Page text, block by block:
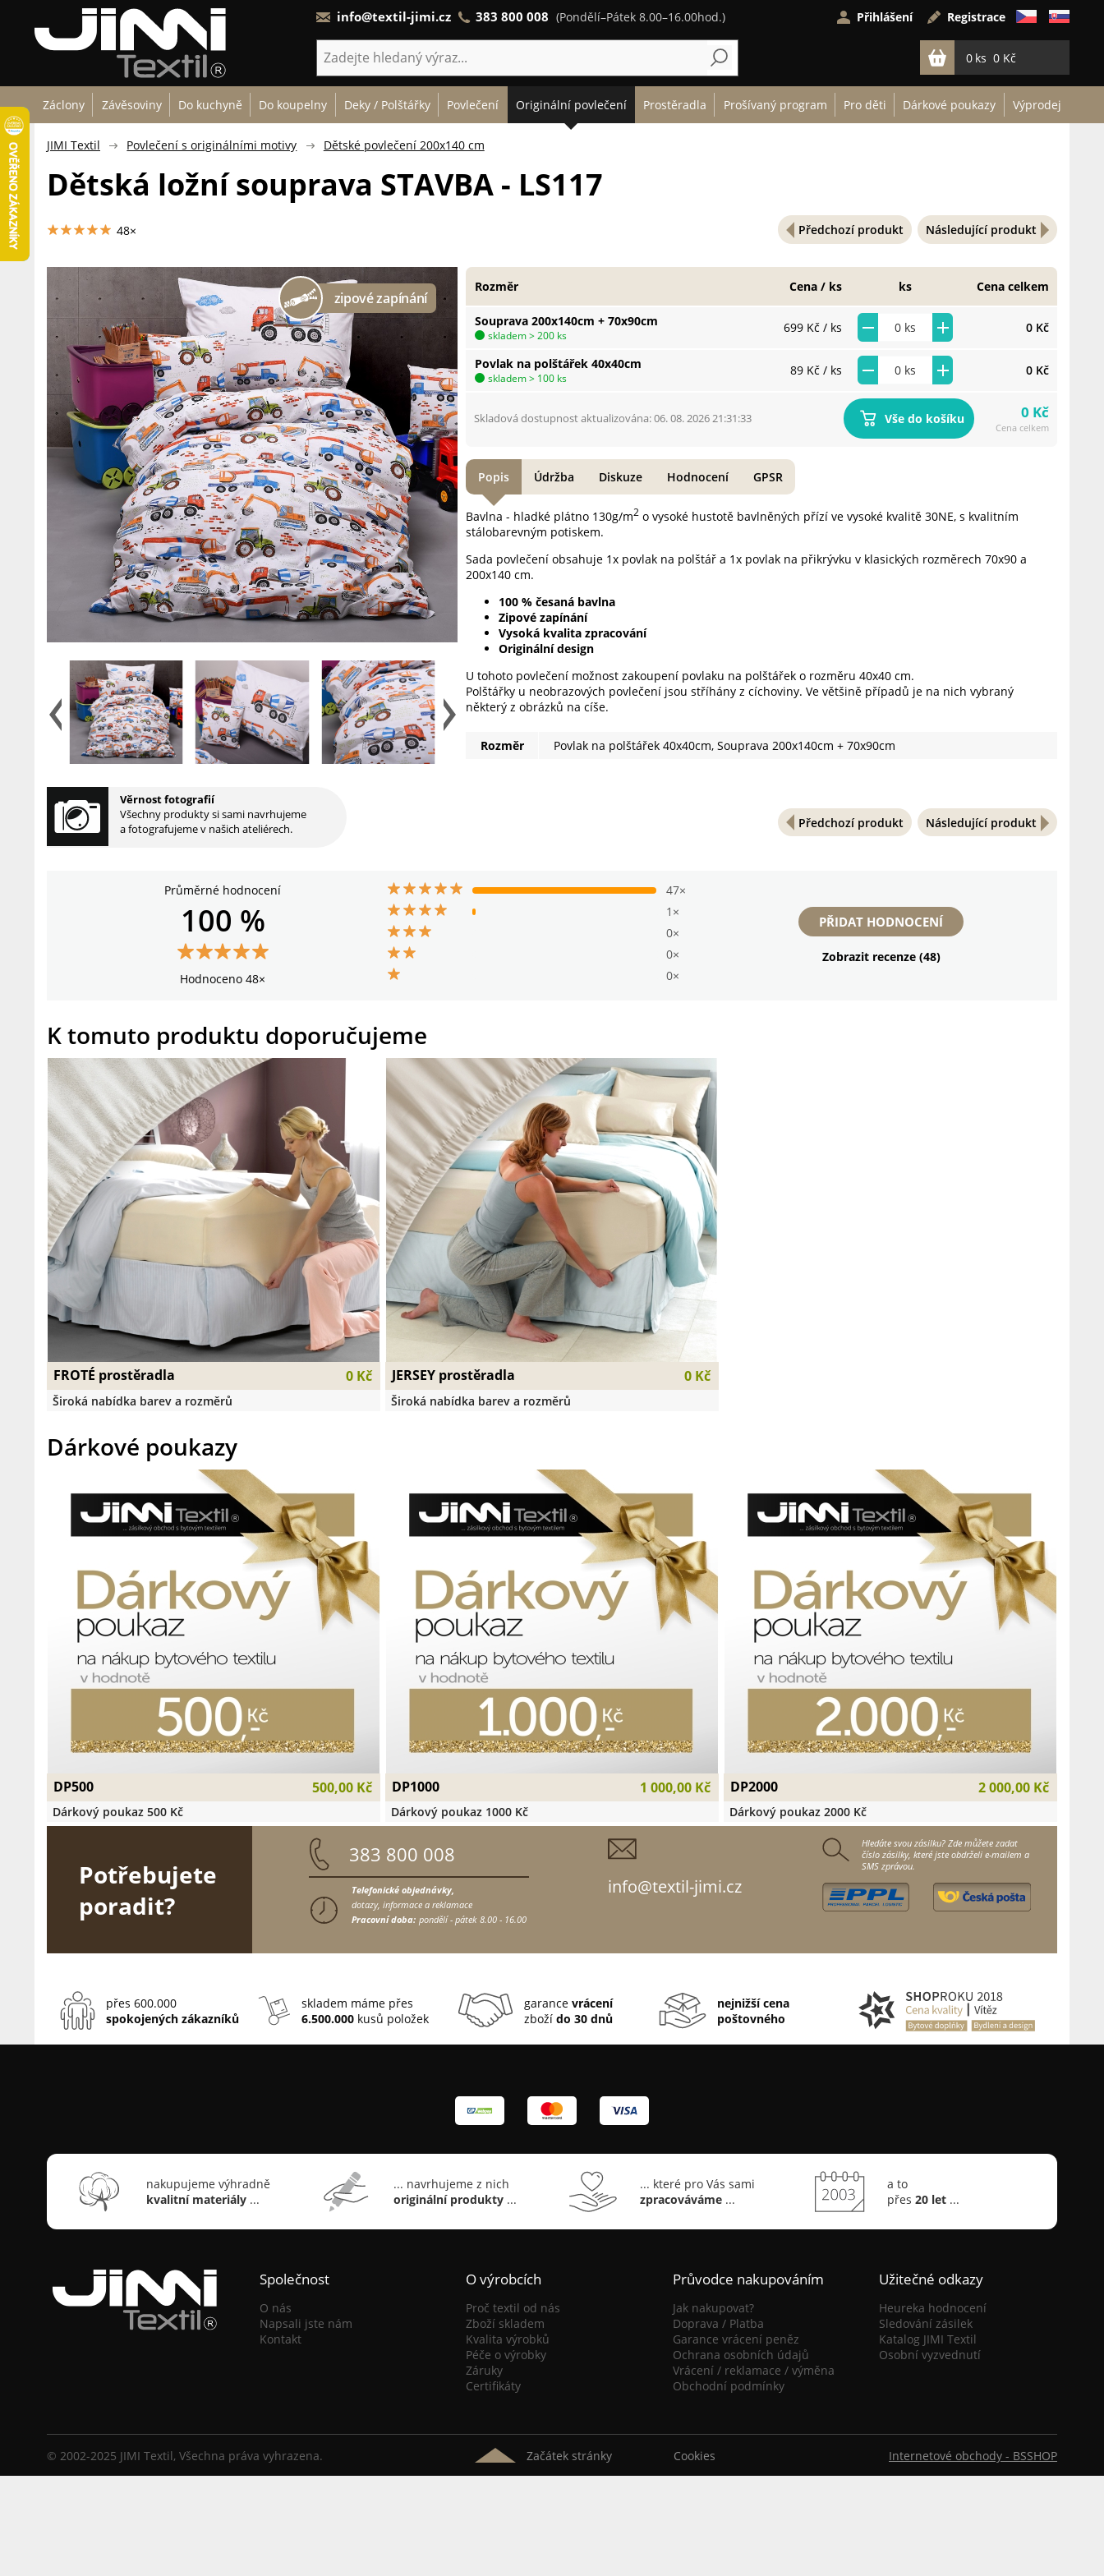
info@textil-jimi.cz 383 800 008 (Pondělí–Pátek 8.00–16.00hod.) Přihlášení Registrace
0 0 Kč
Záclony Závěsoviny Do kuchyně Do koupelny Deky / Polštářky Povlečení Originální povlečení Prostěradla Prošívaný program Pro děti Dárkové poukazy Výprodej
JIMI Textil Povlečení s originálními motivy Dětské povlečení 200x140 cm
48× Předchozí produkt Následující produkt
Dětská ložní souprava STAVBA - LS117
Souprava 200x140cm + 70x90cm 699 Kč / ks 0 Kč
skladem > 200 ks
Povlak na polštářek 40x40cm 89 Kč / ks 0 Kč
skladem > 100 ks
Rozměr Cena / ks ks Cena celkem
Skladová dostupnost aktualizována: 06. 08. 2026 21:31:33 Vše do košíku 0 Kč
Cena celkem
Bavlna - hladké plátno 130g/m2 o vysoké hustotě bavlněných přízí ve vysoké kvalitě 30NE, s kvalitním
stálobarevným potiskem.
Sada povlečení obsahuje 1x povlak na polštář a 1x povlak na přikrývku v klasických rozměrech 70x90 a
200x140 cm.
100 % česaná bavlna
Zipové zapínání
Vysoká kvalita zpracování
Originální design
U tohoto povlečení možnost zakoupení povlaku na polštářek o rozměru 40x40 cm.
Polštářky u neobrazových povlečení jsou stříhány z cíchoviny. Ve většině případů je na nich vybraný
některý z obrázků na cíše.
Rozměr Povlak na polštářek 40x40cm, Souprava 200x140cm + 70x90cm
Popis Údržba Diskuze Hodnocení GPSR
Předchozí produkt Následující produkt
Věrnost fotografií
Všechny produkty si sami navrhujeme
a fotografujeme v našich ateliérech.
Průměrné hodnocení
47×
1×
0×
0×
0×
PŘIDAT HODNOCENÍ
Zobrazit recenze (48)
100 %
Hodnoceno 48×
FROTÉ prostěradla 0 Kč
Široká nabídka barev a rozměrů
JERSEY prostěradla 0 Kč
Široká nabídka barev a rozměrů
K tomuto produktu doporučujeme
DP500 500,00 Kč
Dárkový poukaz 500 Kč
DP1000 1 000,00 Kč
Dárkový poukaz 1000 Kč
DP2000 2 000,00 Kč
Dárkový poukaz 2000 Kč
Dárkové poukazy
Potřebujete
poradit?
383 800 008
Telefonické objednávky,
dotazy, informace a reklamace
Pracovní doba: pondělí - pátek 8.00 - 16.00
info@textil-jimi.cz
Hledáte svou zásilku? Zde můžete zadat
číslo zásilky, které jste obdrželi e-mailem a
SMS zprávou.
přes 600.000
spokojených zákazníků
skladem máme přes
6.500.000kusů položek
garance vrácení
zboží do 30 dnů
nejnižší cena
poštovného
Společnost
O nás
Napsali jste nám
Kontakt
O výrobcích
Proč textil od nás
Zboží skladem
Kvalita výrobků
Péče o výrobky
Záruky
Certifikáty
Průvodce nakupováním
Jak nakupovat?
Doprava / Platba
Garance vrácení peněz
Ochrana osobních údajů
Vrácení / reklamace / výměna
Obchodní podmínky
Užitečné odkazy
Heureka hodnocení
Sledování zásilek
Katalog JIMI Textil
Osobní vyzvednutí
© 2002-2025 JIMI Textil, Všechna práva vyhrazena. Začátek stránky Internetové obchody - BSSHOP
Cookies
nakupujeme výhradně
kvalitní materiály ...
... navrhujeme z nich
originální produkty...
... které pro Vás sami
zpracováváme ...
a to
přes 20 let...